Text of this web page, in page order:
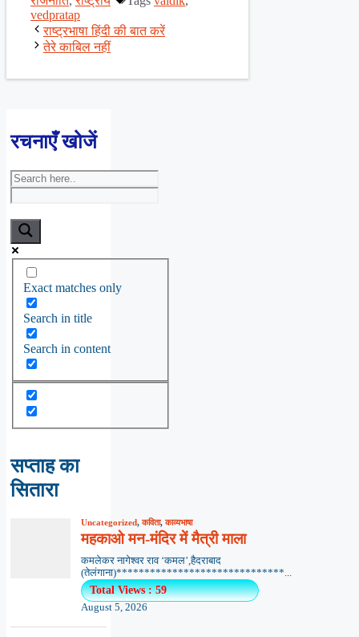
vedpratap
राष्ट्रभाषा हिंदी की बात करें
तेरे काबिल नहीं
रचनाएँ खोजें
Exact matches only
Search in title
Search in content
सप्ताह का
सितारा
Uncategorized,कविता,काव्यभाषा
महकाओ मन-मंदिर में मैत्री माला
कमलेकर नागेश्वर राव ‘कमल’,हैदराबाद
(तेलंगाना)******************************...
Total Views : 59
August 5, 2026